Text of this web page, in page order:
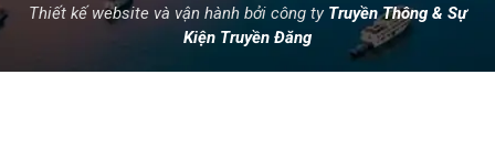
Thiết kế website và vận hành bởi công ty Truyền Thông & Sự
Kiện Truyền Đăng